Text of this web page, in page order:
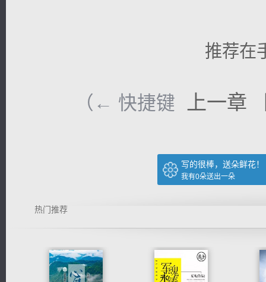
推荐在
（← 快捷键 上一章
写的很棒，送朵鲜花！
我有0朵送出一朵
热门推荐